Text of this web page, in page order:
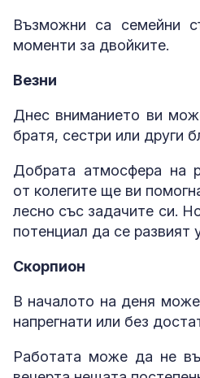
Възможни са семейни
моменти за двойките.
Везни
Днес вниманието ви
братя, сестри или други
Добрата атмосфера на
от колегите ще ви
лесно със задачите си.
потенциал да се развият
Скорпион
В началото на деня
напрегнати или без
Работата може да не